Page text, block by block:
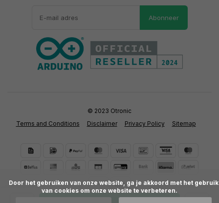
Abonneer
Terms and Conditions Disclaimer Privacy Policy Sitemap
© 2023 Otronic
van cookies om onze website te verbeteren.